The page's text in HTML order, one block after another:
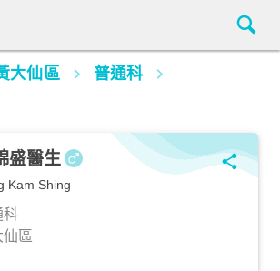
大仙區
普通科
盛醫生
Kam Shing
科
仙區